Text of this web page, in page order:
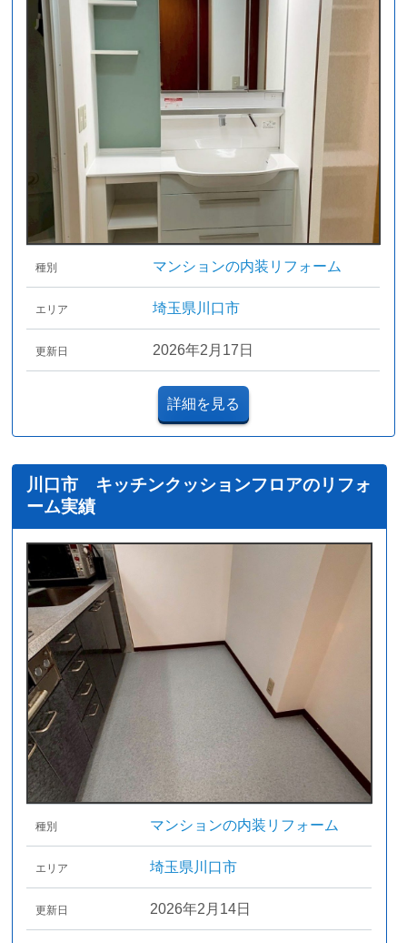
種別 マンションの内装リフォーム
エリア 埼玉県川口市
更新日 2026年2月17日
詳細を見る
川口市 キッチンクッションフロアのリフォ
ーム実績
種別 マンションの内装リフォーム
エリア 埼玉県川口市
更新日 2026年2月14日